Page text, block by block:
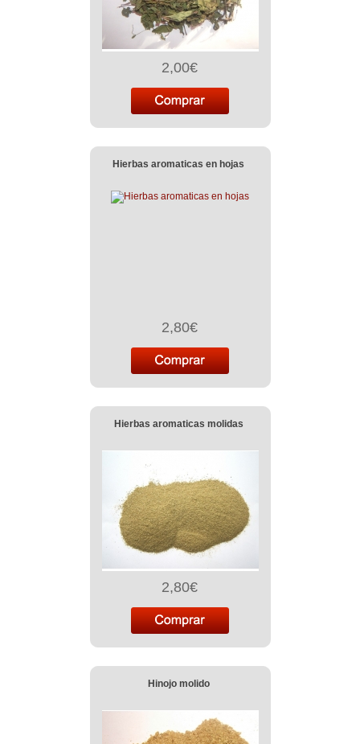
2,00€
Hierbas aromaticas en hojas
2,80€
Hierbas aromaticas molidas
2,80€
Hinojo molido